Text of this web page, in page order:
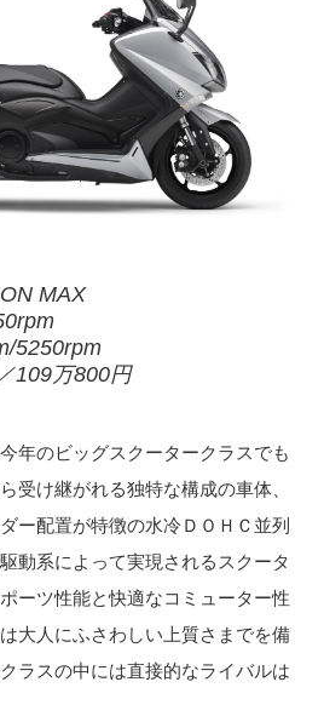
MAX
5250rpm
109万800円
年のビッグスクータークラスでも
受け継がれる独特な構成の車体、
ー配置が特徴の水冷ＤＯＨＣ並列
動系によって実現されるスクータ
ーツ性能と快適なコミューター性
大人にふさわしい上質さまでを備
ラスの中には直接的なライバルは